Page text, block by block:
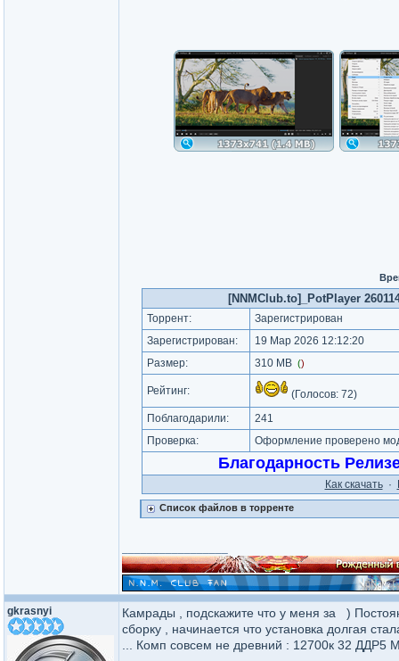
[NNMClub.to]_PotPlayer
Торрент:
Зарегистрирован
Зарегистрирован:
19 Мар 2026 12:12:20
Размер:
310 MB ()
Рейтинг: (Голосов: 72)
Поблагодарили:
241
Проверка:
Оформление проверено
Благодарность
Как cкачать·
Список файлов в торренте
gkrasnyi
Камрады , подскажите что у меня за )
сборку , начинается что установка долгая
... Комп совсем не древний : 12700к 32 ДДР5